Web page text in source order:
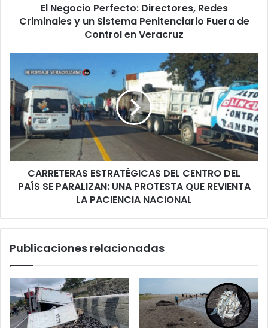
Penitenciario
Fuera
en
Veracruz
El Negocio Perfecto: Directores, Redes
Criminales y un Sistema Penitenciario Fuera de
Control en Veracruz
ESTRATÉGICAS
DEL
CENTRO
DEL
PAÍS
SE
PARALIZAN:
UNA
PROTESTA
QUE
PACIENCIA
CARRETERAS ESTRATÉGICAS DEL CENTRO DEL
PAÍS SE PARALIZAN: UNA PROTESTA QUE REVIENTA
LA PACIENCIA NACIONAL
Publicaciones relacionadas